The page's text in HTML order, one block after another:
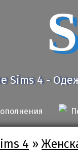
Sims 4 -
4 »